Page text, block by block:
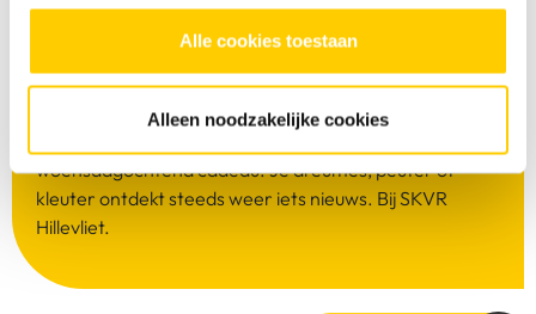
Alle cookies toestaan
Alleen noodzakelijke cookies
26 AUGUSTUS 2026
Beleef het mee
woensdagochtend cadeau. Je dreumes, peuter of
kleuter ontdekt steeds weer iets nieuws. Bij SKVR
Hillevliet.